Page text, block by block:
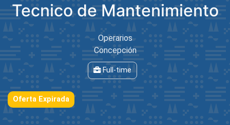
Tecnico de Mantenimiento
Operarios
Concepción
Full-time
Oferta Expirada